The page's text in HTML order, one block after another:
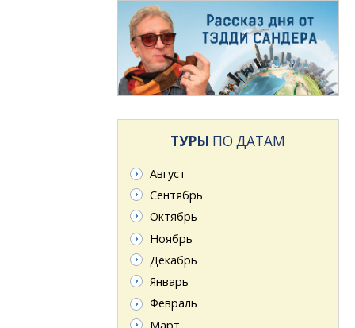
ТУРЫ ПО ДАТАМ
Август
Сентябрь
Октябрь
Ноябрь
Декабрь
Январь
Февраль